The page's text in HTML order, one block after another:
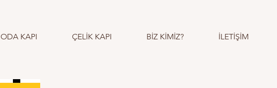
ODA KAPI ÇELİK KAPI BİZ KİMİZ? İLETİŞİM